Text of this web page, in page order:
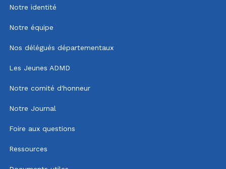
Notre identité
Notre équipe
Nos délégués départementaux
Les Jeunes ADMD
Notre comité d'honneur
Notre Journal
Foire aux questions
Ressources